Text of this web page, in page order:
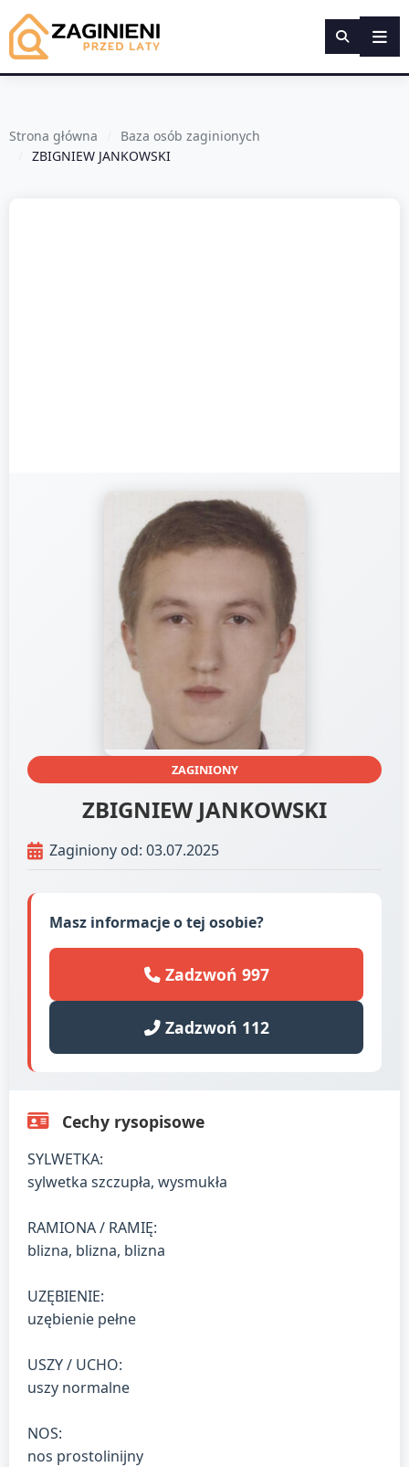
Strona główna
Baza osób zaginionych
ZBIGNIEW JANKOWSKI
ZAGINIONY
ZBIGNIEW JANKOWSKI
Zaginiony od: 03.07.2025
Masz informacje o tej osobie?
Zadzwoń 997
Zadzwoń 112
Cechy rysopisowe
SYLWETKA:
sylwetka szczupła, wysmukła
RAMIONA / RAMIĘ:
blizna, blizna, blizna
UZĘBIENIE:
uzębienie pełne
USZY / UCHO:
uszy normalne
NOS:
nos prostolinijny